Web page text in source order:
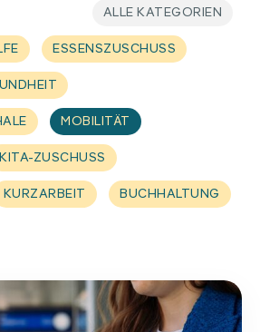
ALLE KATEGORIEN
ESSENSZUSCHUSS
MOBILITÄT
KITA-ZUSCHUSS
KURZARBEIT BUCHHALTUNG